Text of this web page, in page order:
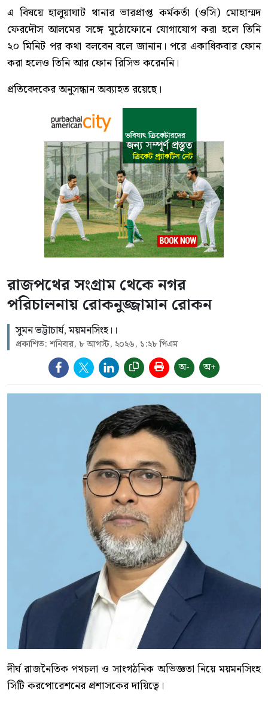
এ বিষয়ে হালুয়াঘাট থানার ভারপ্রাপ্ত কর্মকর্তা (ওসি) মোহাম্মদ
ফেরদৌস আলমের সঙ্গে মুঠোফোনে যোগাযোগ করা হলে তিনি
২০ মিনিট পর কথা বলবেন বলে জানান। পরে একাধিকবার ফোন
করা হলেও তিনি আর ফোন রিসিভ করেননি।
প্রতিবেদকের অনুসন্ধান অব্যাহত রয়েছে।
রাজপথের সংগ্রাম থেকে নগর
পরিচালনায় রোকনুজ্জামান রোকন
সুমন ভট্টাচার্য, ময়মনসিংহ।।
প্রকাশিত: শনিবার, ৮ আগস্ট, ২০২৬, ১:২৮ পিএম
অ- অ+
দীর্ঘ রাজনৈতিক পথচলা ও সাংগঠনিক অভিজ্ঞতা নিয়ে ময়মনসিংহ
সিটি করপোরেশনের প্রশাসকের দায়িত্বে।